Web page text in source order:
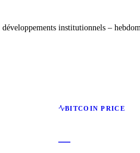
institutionnels –
BITCOIN PRICE
—